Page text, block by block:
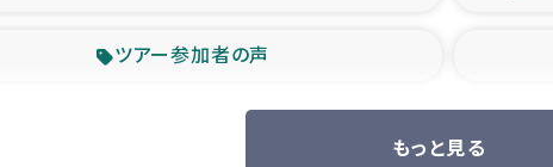
ツアー参加者の声
緊急救援の時代
もっと見る